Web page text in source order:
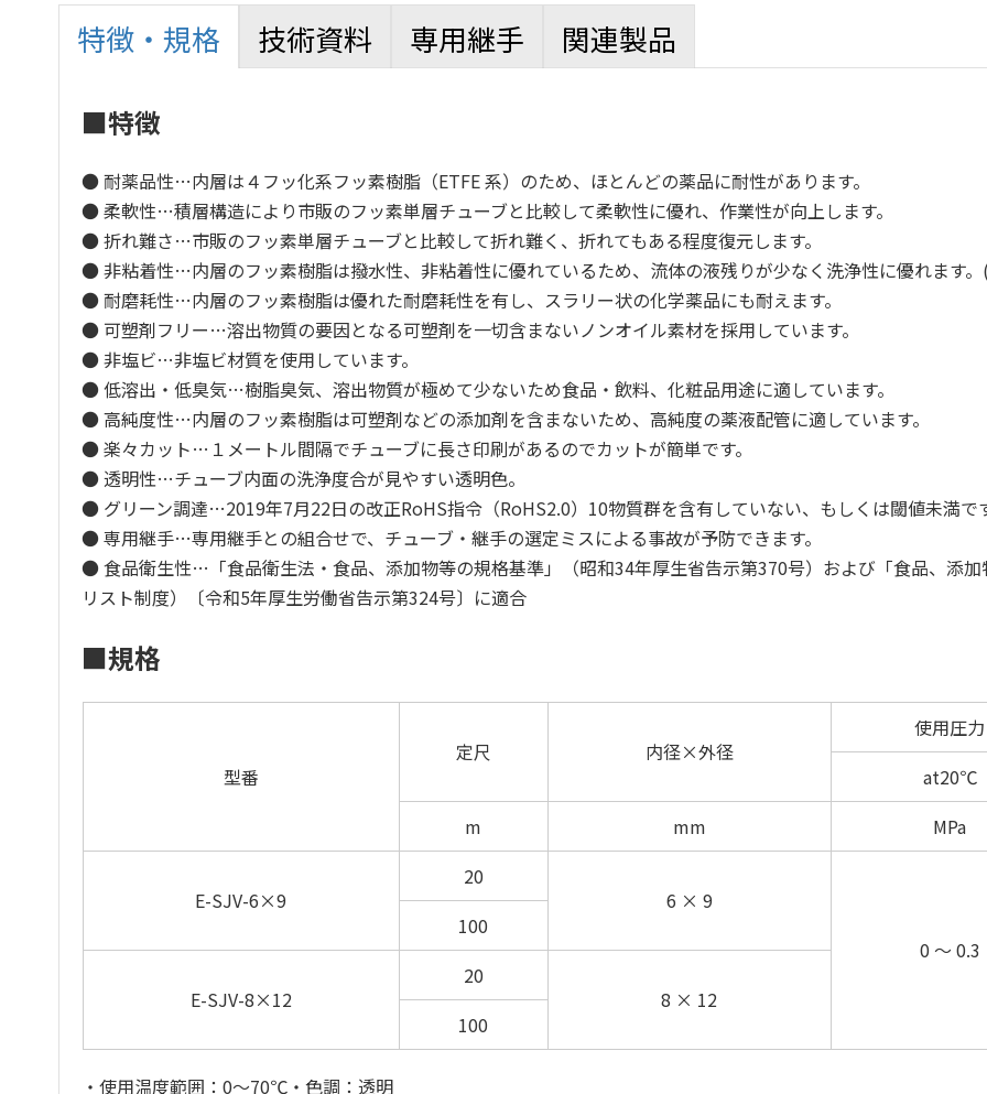
特徴・規格 技術資料 専用継手 関連製品
■特徴
● 耐薬品性…内層は４フッ化系フッ素樹脂（ETFE 系）のため、ほとんどの薬品に耐性があります。
● 柔軟性…積層構造により市販のフッ素単層チューブと比較して柔軟性に優れ、作業性が向上します。
● 折れ難さ…市販のフッ素単層チューブと比較して折れ難く、折れてもある程度復元します。
● 非粘着性…内層のフッ素樹脂は撥水性、非粘着性に優れているため、流体の液残りが少なく洗浄性に優れます。(
● 耐磨耗性…内層のフッ素樹脂は優れた耐磨耗性を有し、スラリー状の化学薬品にも耐えます。
● 可塑剤フリー…溶出物質の要因となる可塑剤を一切含まないノンオイル素材を採用しています。
● 非塩ビ…非塩ビ材質を使用しています。
● 低溶出・低臭気…樹脂臭気、溶出物質が極めて少ないため食品・飲料、化粧品用途に適しています。
● 高純度性…内層のフッ素樹脂は可塑剤などの添加剤を含まないため、高純度の薬液配管に適しています。
● 楽々カット…１メートル間隔でチューブに長さ印刷があるのでカットが簡単です。
● 透明性…チューブ内面の洗浄度合が見やすい透明色。
● グリーン調達…2019年7月22日の改正RoHS指令（RoHS2.0）10物質群を含有していない、もしくは閾値未満で
● 専用継手…専用継手との組合せで、チューブ・継手の選定ミスによる事故が予防できます。
● 食品衛生性…「食品衛生法・食品、添加物等の規格基準」（昭和34年厚生省告示第370号）および「食品、添
リスト制度）〔令和5年厚生労働省告示第324号〕に適合
■規格
型番
定尺 内径×外径
使用圧力
at20℃
m
mm MPa
E-SJV-6×9
20
6 × 9
0 ～ 0.3
100
E-SJV-8×12
20
8 × 12
100
・使用温度範囲：0～70℃・色調：透明